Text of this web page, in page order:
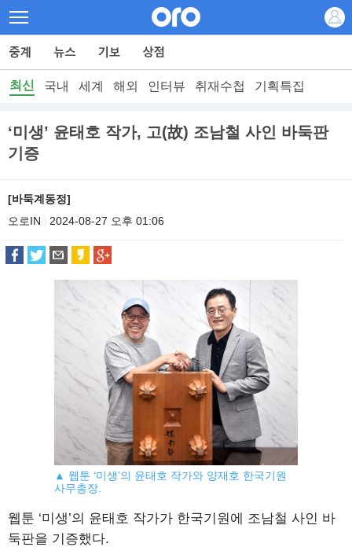
최신 국내 세계 해외 인터뷰 취재수첩 기획특집
‘미생’ 윤태호 작가, 고(故) 조남철 사인 바둑판
기증
[바둑계동정]
오로IN
2024-08-27 오후 01:06
▲ 웹툰 ‘미생’의 윤태호 작가와 양재호 한국기원
사무총장.
웹툰 ‘미생’의 윤태호 작가가 한국기원에 조남철 사인 바
둑판을 기증했다.